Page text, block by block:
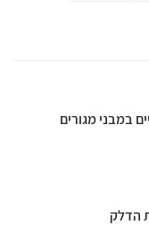
במבני מגורים
הדלק